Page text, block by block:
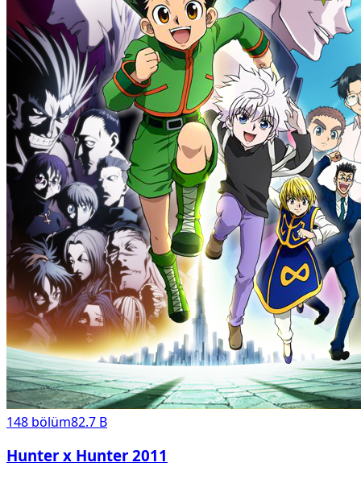
148 bölüm82.7 B
Hunter x Hunter 2011